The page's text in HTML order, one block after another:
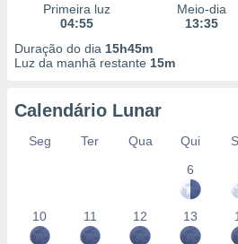
Primeira luz
04:55
Meio-dia
13:35
Duração do dia 15h45m
Luz da manhã restante 15m
Calendário Lunar
Seg Ter Qua Qui
6
10 11 12 13